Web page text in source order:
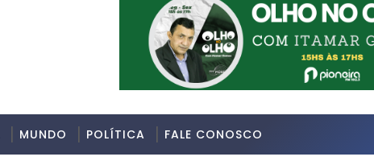
MUNDO POLÍTICA FALE CONOSCO